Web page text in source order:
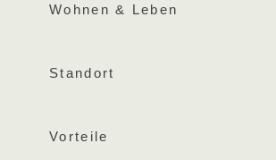
Wohnen & Leben
Standort
Vorteile